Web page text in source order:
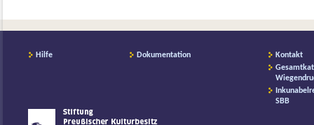
Hilfe Dokumentation
Kontakt
SBB